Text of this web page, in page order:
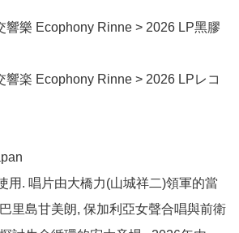
響樂 Ecophony Rinne > 2026 LP黑膠
響楽 Ecophony Rinne > 2026 LPレコ
用. 唱片由大橋力(山城祥二)領軍的當
里島甘美朗, 保加利亞女聲合唱與前衛